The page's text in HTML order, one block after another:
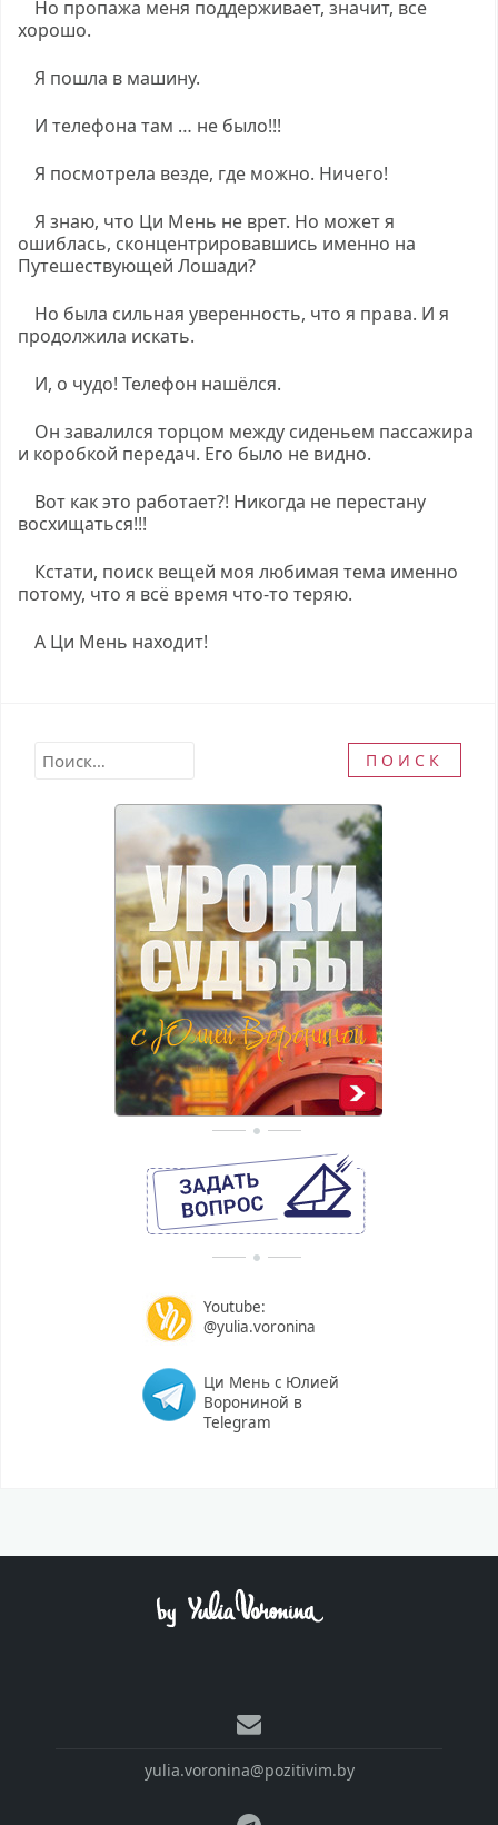
Но пропажа меня поддерживает, значит, все
хорошо.
Я пошла в машину.
И телефона там … не было!!!
Я посмотрела везде, где можно. Ничего!
Я знаю, что Ци Мень не врет. Но может я
ошиблась, сконцентрировавшись именно на
Путешествующей Лошади?
Но была сильная уверенность, что я права. И я
продолжила искать.
И, о чудо! Телефон нашёлся.
Он завалился торцом между сиденьем пассажира
и коробкой передач. Его было не видно.
Вот как это работает?! Никогда не перестану
восхищаться!!!
Кстати, поиск вещей моя любимая тема именно
потому, что я всё время что-то теряю.
А Ци Мень находит!
Youtube:
@yulia.voronina
Ци Мень с Юлией
Ворониной в
Telegram
yulia.voronina@pozitivim.by